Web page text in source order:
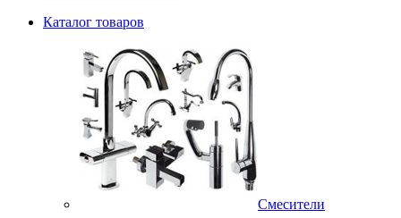
Каталог товаров
Смесители